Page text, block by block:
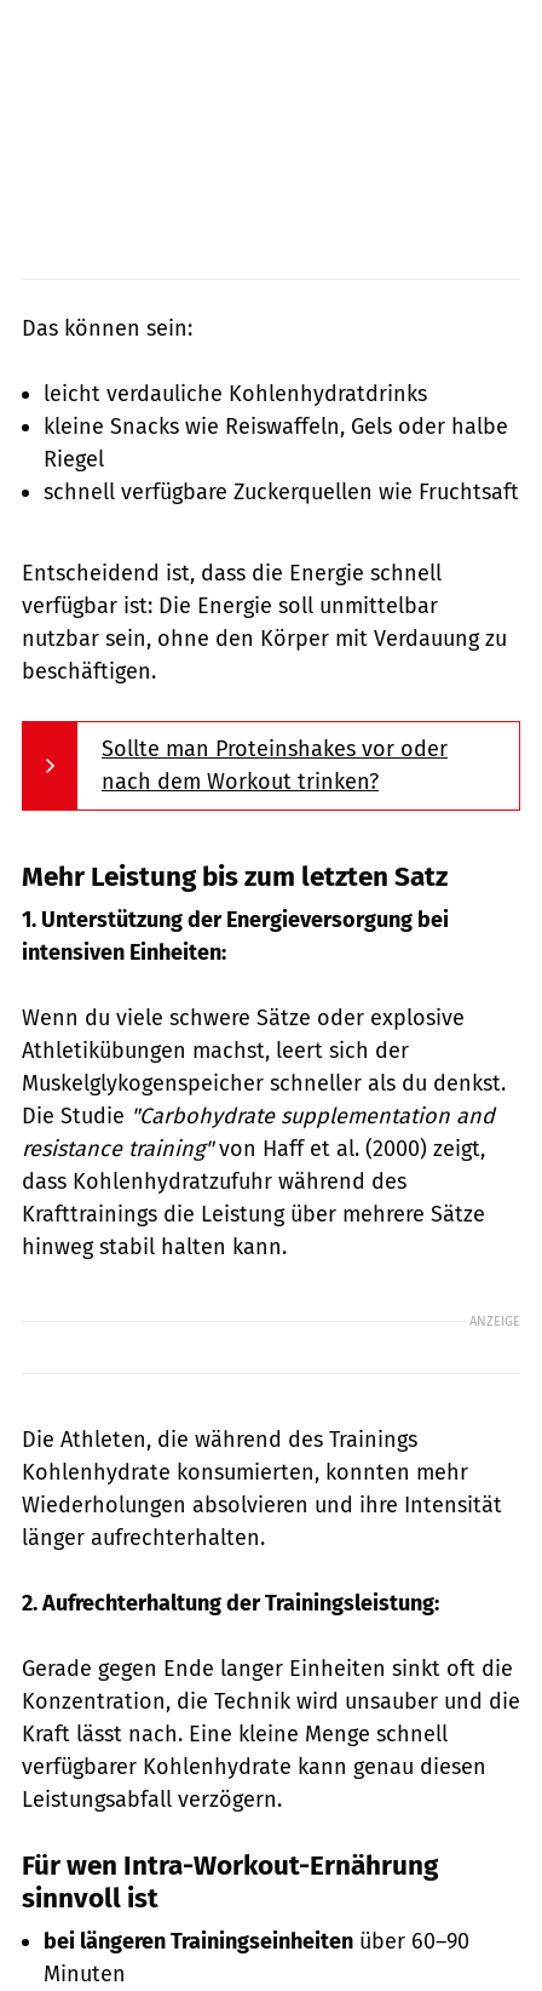
Das können sein:
leicht verdauliche Kohlenhydratdrinks
kleine Snacks wie Reiswaffeln, Gels oder halbe
Riegel
schnell verfügbare Zuckerquellen wie Fruchtsaft
Entscheidend ist, dass die Energie schnell
verfügbar ist: Die Energie soll unmittelbar
nutzbar sein, ohne den Körper mit Verdauung zu
beschäftigen.
Sollte man Proteinshakes vor oder
nach dem Workout trinken?
Mehr Leistung bis zum letzten Satz
1. Unterstützung der Energieversorgung bei
intensiven Einheiten:
Wenn du viele schwere Sätze oder explosive
Athletikübungen machst, leert sich der
Muskelglykogenspeicher schneller als du denkst.
Die Studie "Carbohydrate supplementation and
resistance training"von Haff et al. (2000) zeigt,
dass Kohlenhydratzufuhr während des
Krafttrainings die Leistung über mehrere Sätze
hinweg stabil halten kann.
ANZEIGE
Die Athleten, die während des Trainings
Kohlenhydrate konsumierten, konnten mehr
Wiederholungen absolvieren und ihre Intensität
länger aufrechterhalten.
2. Aufrechterhaltung der Trainingsleistung:
Gerade gegen Ende langer Einheiten sinkt oft die
Konzentration, die Technik wird unsauber und die
Kraft lässt nach. Eine kleine Menge schnell
verfügbarer Kohlenhydrate kann genau diesen
Leistungsabfall verzögern.
Für wen Intra-Workout-Ernährung
sinnvoll ist
bei längeren Trainingseinheiten über 60–90
Minuten